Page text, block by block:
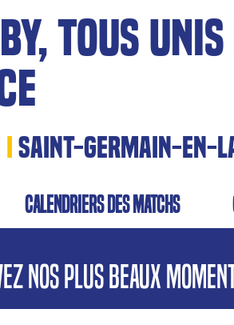
TOUS
ISAINT-GERMAIN-EN-
calendriers des matchs
nos plus beaux